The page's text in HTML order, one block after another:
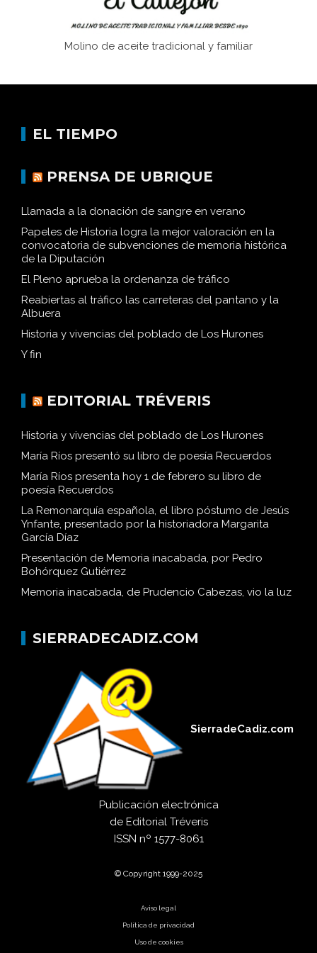
Molino de aceite tradicional y familiar
EL TIEMPO
PRENSA DE UBRIQUE
Llamada a la donación de sangre en verano
Papeles de Historia logra la mejor valoración en la
convocatoria de subvenciones de memoria histórica
de la Diputación
El Pleno aprueba la ordenanza de tráfico
Reabiertas al tráfico las carreteras del pantano y la
Albuera
Historia y vivencias del poblado de Los Hurones
Y fin
EDITORIAL TRÉVERIS
Historia y vivencias del poblado de Los Hurones
María Ríos presentó su libro de poesía Recuerdos
María Ríos presenta hoy 1 de febrero su libro de
poesía Recuerdos
La Remonarquía española, el libro póstumo de Jesús
Ynfante, presentado por la historiadora Margarita
García Díaz
Presentación de Memoria inacabada, por Pedro
Bohórquez Gutiérrez
Memoria inacabada, de Prudencio Cabezas, vio la luz
SIERRADECADIZ.COM
SierradeCadiz.com
Publicación electrónica
de Editorial Tréveris
ISSN nº 1577-8061
© Copyright 1999-2025
Aviso legal
Política de privacidad
Uso de cookies